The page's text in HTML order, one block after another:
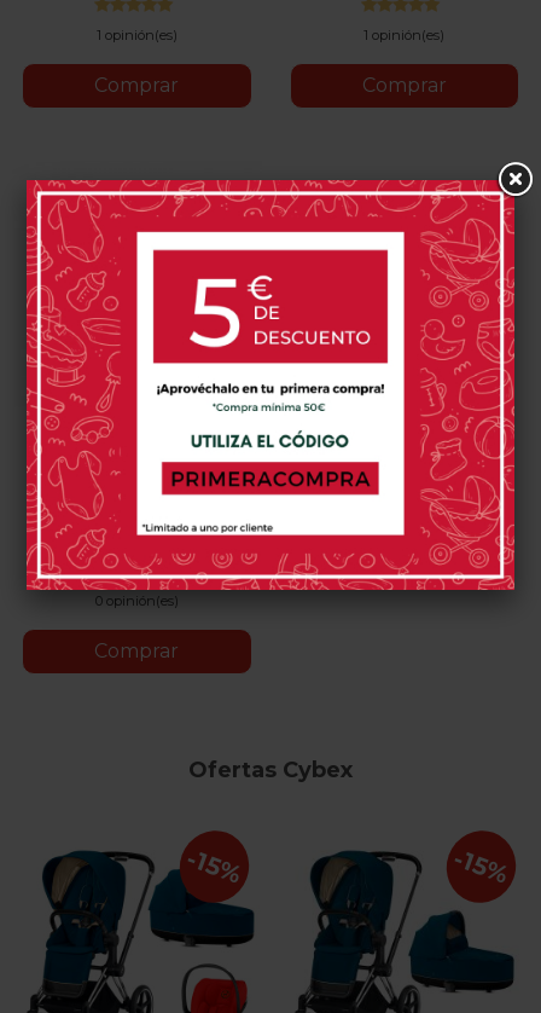
1 opinión(es)
Comprar
1 opinión(es)
Comprar
Trona Cybex Lemo 3 En 1
289,95 €
Stone
Blue
All
WhiteWhite
BlackGreyPink
0 opinión(es)
Comprar
Ofertas Cybex
-15% -15%